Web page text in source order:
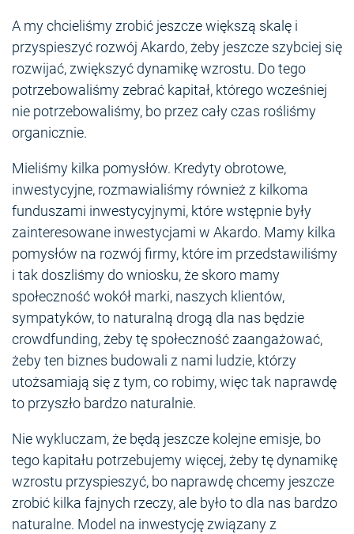
A my chcieliśmy zrobić jeszcze większą skalę i
przyspieszyć rozwój Akardo, żeby jeszcze szybciej się
rozwijać, zwiększyć dynamikę wzrostu. Do tego
potrzebowaliśmy zebrać kapitał, którego wcześniej
nie potrzebowaliśmy, bo przez cały czas rośliśmy
organicznie.
Mieliśmy kilka pomysłów. Kredyty obrotowe,
inwestycyjne, rozmawialiśmy również z kilkoma
funduszami inwestycyjnymi, które wstępnie były
zainteresowane inwestycjami w Akardo. Mamy kilka
pomysłów na rozwój firmy, które im przedstawiliśmy
i tak doszliśmy do wniosku, że skoro mamy
społeczność wokół marki, naszych klientów,
sympatyków, to naturalną drogą dla nas będzie
crowdfunding, żeby tę społeczność zaangażować,
żeby ten biznes budowali z nami ludzie, którzy
utożsamiają się z tym, co robimy, więc tak naprawdę
to przyszło bardzo naturalnie.
Nie wykluczam, że będą jeszcze kolejne emisje, bo
tego kapitału potrzebujemy więcej, żeby tę dynamikę
wzrostu przyspieszyć, bo naprawdę chcemy jeszcze
zrobić kilka fajnych rzeczy, ale było to dla nas bardzo
naturalne. Model na inwestycję związany z